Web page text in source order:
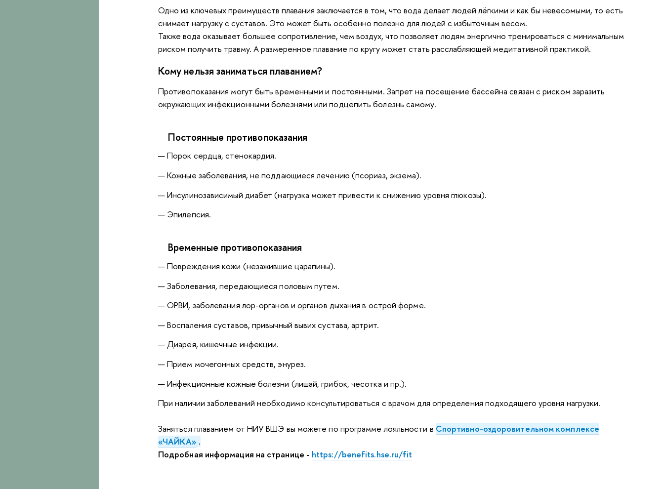
Одно из ключевых преимуществ плавания заключается в том, что вода делает людей лёгкими и как бы невесомыми, то есть
снимает нагрузку с суставов. Это может быть особенно полезно для людей с избыточным весом.
Также вода оказывает большее сопротивление, чем воздух, что позволяет людям энергично тренироваться с минимальным
риском получить травму. А размеренное плавание по кругу может стать расслабляющей медитативной практикой.
Кому нельзя заниматься плаванием?
Противопоказания могут быть временными и постоянными. Запрет на посещение бассейна связан с риском заразить
окружающих инфекционными болезнями или подцепить болезнь самому.
Постоянные противопоказания
— Порок сердца, стенокардия.
— Кожные заболевания, не поддающиеся лечению (псориаз, экзема).
— Инсулинозависимый диабет (нагрузка может привести к снижению уровня глюкозы).
— Эпилепсия.
Временные противопоказания
— Повреждения кожи (незажившие царапины).
— Заболевания, передающиеся половым путем.
— ОРВИ, заболеваниялор-органов и органов дыхания в острой форме.
— Воспаления суставов, привычный вывих сустава, артрит.
— Диарея, кишечные инфекции.
— Прием мочегонных средств, энурез.
— Инфекционные кожные болезни (лишай, грибок, чесотка и пр.).
При наличии заболеваний необходимо консультироваться с врачом для определения подходящего уровня нагрузки.
Заняться плаванием от НИУ ВШЭ вы можете по программе лояльности в Спортивно-оздоровительном комплексе
«ЧАЙКА» .
Подробная информация на странице - https://benefits.hse.ru/fit